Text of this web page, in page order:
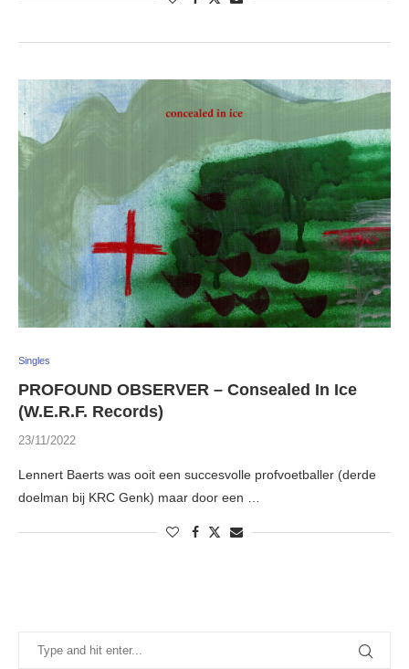
Singles
PROFOUND OBSERVER – Consealed In Ice
(W.E.R.F. Records)
23/11/2022
Lennert Baerts was ooit een succesvolle profvoetballer (derde
doelman bij KRC Genk) maar door een …